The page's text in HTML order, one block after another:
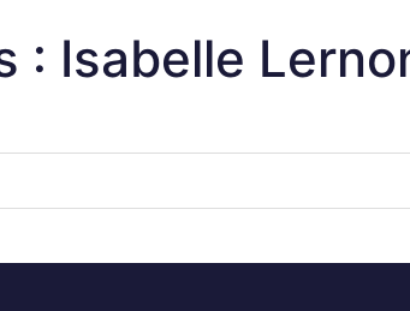
: Isabelle